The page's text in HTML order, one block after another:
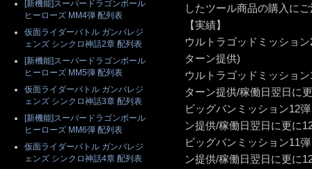
したツール商品の購入に
【実績】
ウルトラゴッドミッショ
ターン提供)
ウルトラゴッドミッショ
ターン提供/稼働日翌日に
ビッグバンミッション12
ン提供/稼働日翌日に更に
ビッグバンミッション11
ン提供/稼働日翌日に更に
[新機能]スーパードラゴンボール
ヒーローズ MM4弾 配列表
仮面ライダーバトル ガンバレジ
ェンズ シンクロ神話2章 配列表
[新機能]スーパードラゴンボール
ヒーローズ MM5弾 配列表
仮面ライダーバトル ガンバレジ
ェンズ シンクロ神話3章 配列表
[新機能]スーパードラゴンボール
ヒーローズ MM6弾 配列表
仮面ライダーバトル ガンバレジ
ェンズ シンクロ神話4章 配列表